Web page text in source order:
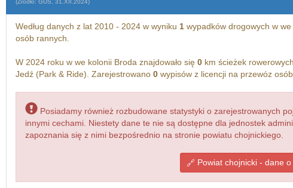
(Źródło: GUS, 31.XII.2024)
Według danych z lat 2010 - 2024 w wyniku 1wypadków drogowych w
osób rannych.
W 2024 roku w we kolonii Broda znajdowało się 0km ścieżek
Jedź (Park & Ride). Zarejestrowano 0wypisów z licencji na przewóz
Posiadamy również rozbudowane statystyki o zarejestrowanych
innymi cechami. Niestety dane te nie są dostępne dla jednostek
zapoznania się z nimi bezpośrednio na stronie powiatu chojnickiego.
Powiat chojnicki - dane